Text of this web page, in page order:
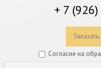
+ 7
Согласие на